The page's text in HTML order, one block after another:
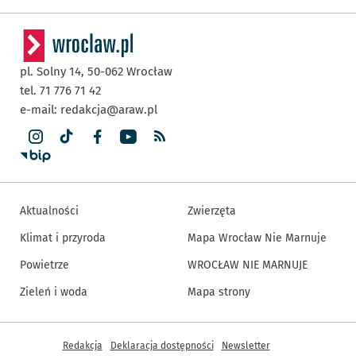
pl. Solny 14, 50-062 Wrocław
tel. 71 776 71 42
e-mail: redakcja@araw.pl
Aktualności
Klimat i przyroda
Powietrze
Zieleń i woda
Zwierzęta
Mapa Wrocław Nie Marnuje
WROCŁAW NIE MARNUJE
Mapa strony
Inne informacje
Redakcja Deklaracja dostępności Newsletter